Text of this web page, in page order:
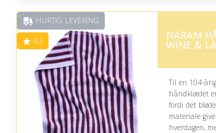
HURTIG LEVERING
4.3 NARAM
WINE &
Til en 104-
håndklædet
fordi det
materiale
hverdagen,